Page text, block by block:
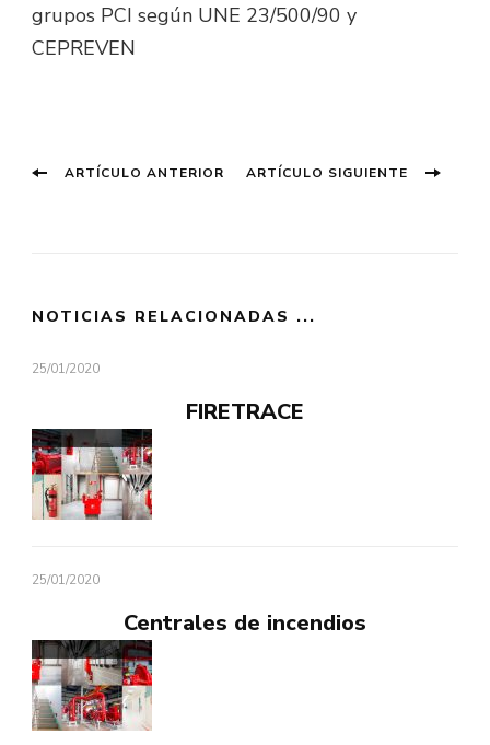
grupos PCI según UNE 23/500/90 y
CEPREVEN
Navegación
ARTÍCULO ANTERIOR Entrada
ARTÍCULO SIGUIENTE Entrada
NOTICIAS RELACIONADAS ...
25/01/2020
FIRETRACE
25/01/2020
Centrales de incendios